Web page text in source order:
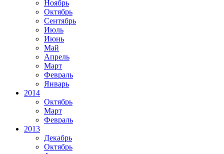
Ноябрь
Октябрь
Сентябрь
Июль
Июнь
Май
Апрель
Март
Февраль
Январь
2014
Октябрь
Март
Февраль
2013
Декабрь
Октябрь